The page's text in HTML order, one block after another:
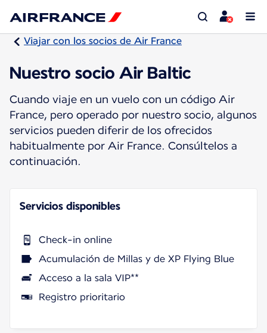
Viajar con los socios de Air France
Nuestro socio Air Baltic
Cuando viaje en un vuelo con un código Air
France, pero operado por nuestro socio, algunos
servicios pueden diferir de los ofrecidos
habitualmente por Air France. Consúltelos a
continuación.
Servicios disponibles
Check-in online
Acumulación de Millas y de XP Flying Blue
Acceso a la sala VIP**
Registro prioritario